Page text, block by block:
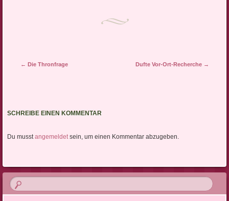
Artikel-Navigation
← Die Thronfrage Dufte Vor-Ort-Recherche →
SCHREIBE EINEN KOMMENTAR
Du musstangemeldetsein, um einen Kommentar abzugeben.